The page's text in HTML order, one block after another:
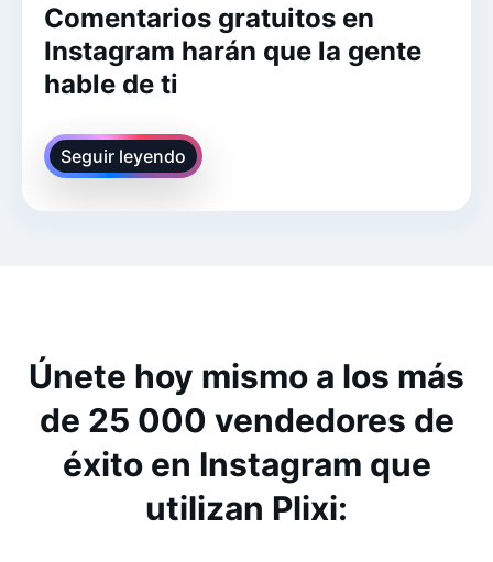
Comentarios gratuitos en
Instagram harán que la gente
hable de ti
Seguir leyendo
Únete hoy mismo a los más
de 25 000 vendedores de
éxito en Instagram que
utilizan Plixi: